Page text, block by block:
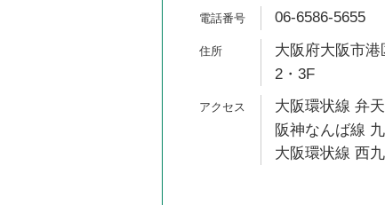
06-6586-5655
大阪府大阪市
2・3F
大阪環状線 弁
阪神なんば線
大阪環状線 西